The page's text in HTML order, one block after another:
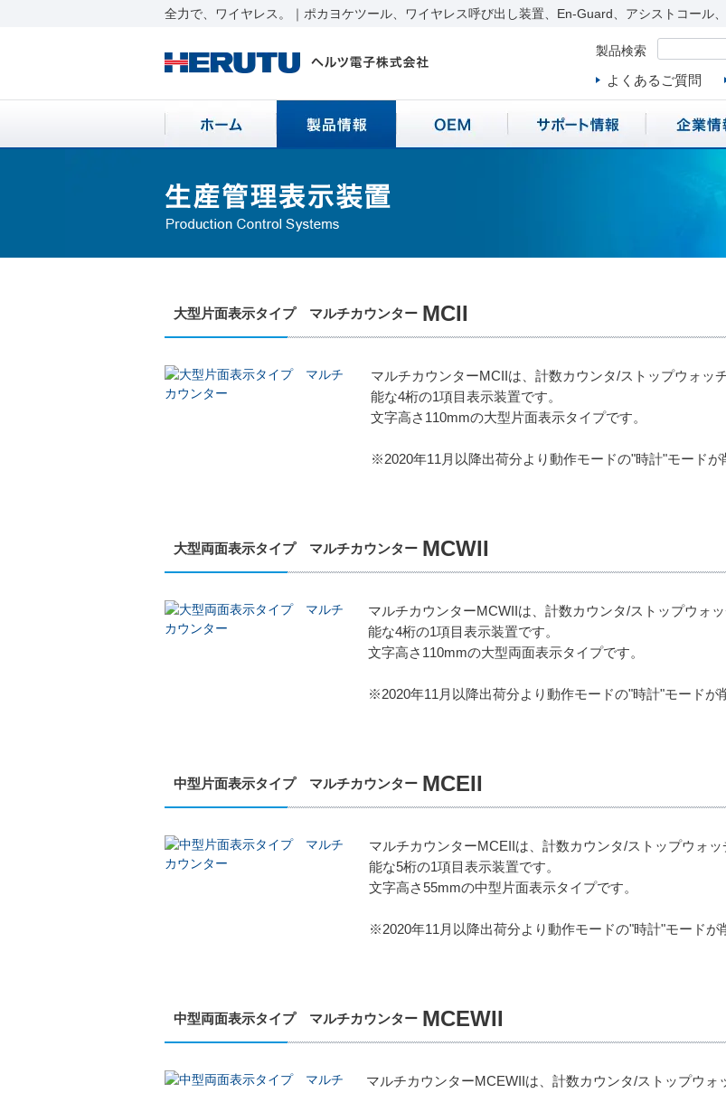
全力で、ワイヤレス。｜ポカヨケツール、ワイヤレス呼び出し装置、En-Guard、アシストコール
製品検索
よくあるご質問
大型片面表示タイプ マルチカウンター MCII
マルチカウンターMCIIは、計数カウンタ/ストップウォッ
能な4桁の1項目表示装置です。
文字高さ110mmの大型片面表示タイプです。
※2020年11月以降出荷分より動作モードの"時計"モードが
大型両面表示タイプ マルチカウンター MCWII
マルチカウンターMCWIIは、計数カウンタ/ストップウォ
能な4桁の1項目表示装置です。
文字高さ110mmの大型両面表示タイプです。
※2020年11月以降出荷分より動作モードの"時計"モードが
中型片面表示タイプ マルチカウンター MCEII
マルチカウンターMCEIIは、計数カウンタ/ストップウォ
能な5桁の1項目表示装置です。
文字高さ55mmの中型片面表示タイプです。
※2020年11月以降出荷分より動作モードの"時計"モードが
中型両面表示タイプ マルチカウンター MCEWII
マルチカウンターMCEWIIは、計数カウンタ/ストップウ